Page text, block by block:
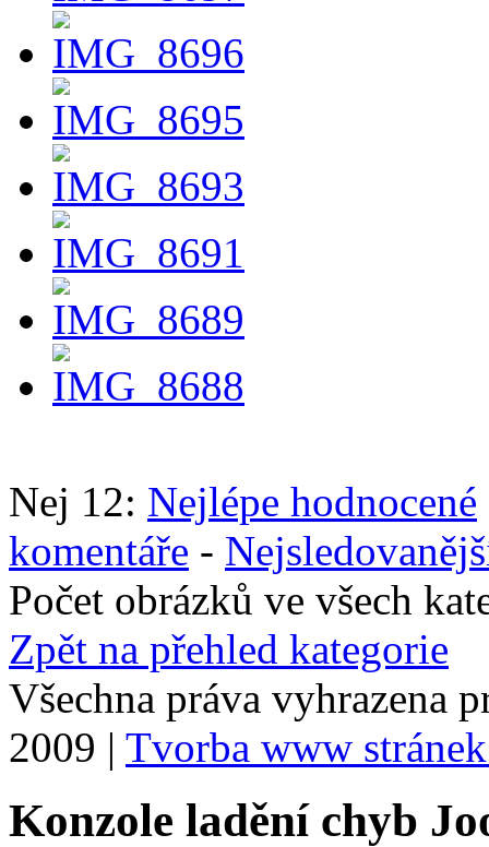
Nej 12: Nejlépe hodnocené
komentáře -
Počet obrázků ve všech
Zpět na přehled kategorie
Všechna práva vyhrazena
2009 | Tvorba www
Konzole ladění chyb